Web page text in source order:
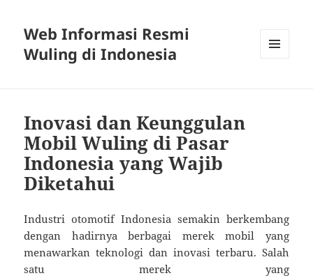
Web Informasi Resmi
Wuling di Indonesia
Inovasi dan Keunggulan
Mobil Wuling di Pasar
Indonesia yang Wajib
Diketahui
Industri otomotif Indonesia semakin berkembang
dengan hadirnya berbagai merek mobil yang
menawarkan teknologi dan inovasi terbaru. Salah
satu merek yang